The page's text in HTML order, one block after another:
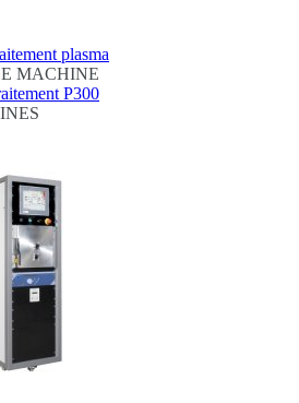
plasma
MACHINE
P300